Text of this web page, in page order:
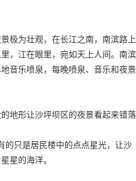
极为壮观，在长江之南，南滨路上
，江在眼里，宛如天上人间。南滨
音乐喷泉，每晚喷泉、音乐和夜景
地形让沙坪坝区的夜景看起来错落
只是居民楼中的点点星光，让沙
星的海洋。